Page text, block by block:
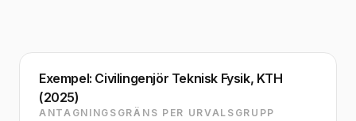
Exempel: Civilingenjör Teknisk Fysik, KTH
(2025)
ANTAGNINGSGRÄNS PER URVALSGRUPP